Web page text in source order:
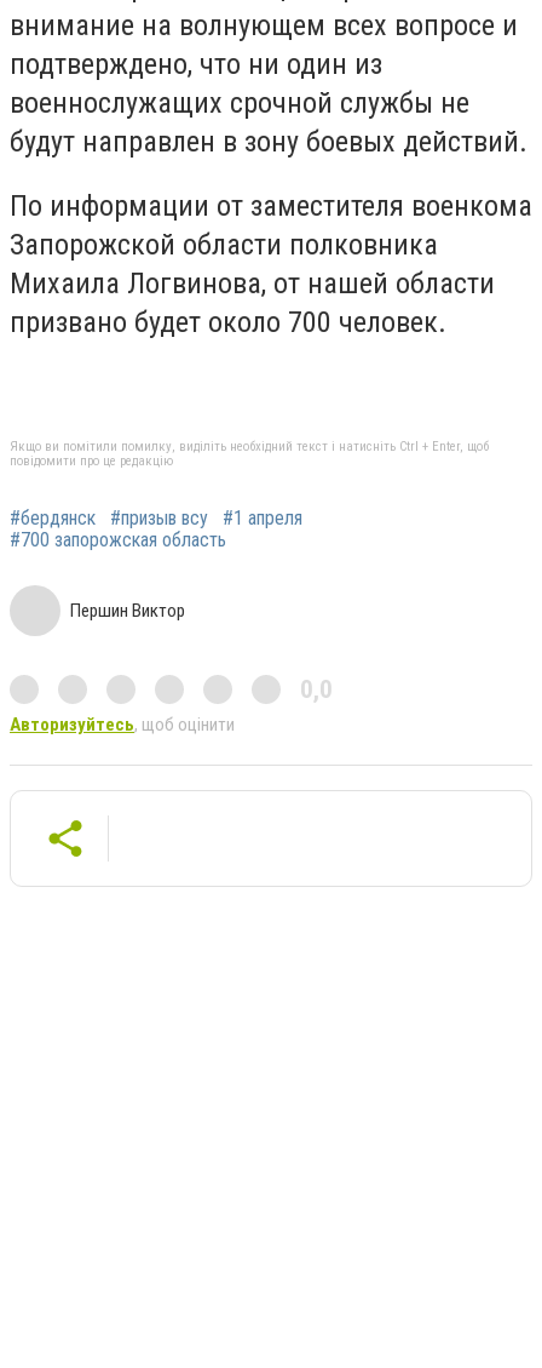
внимание на волнующем всех вопросе и
подтверждено, что ни один из
военнослужащих срочной службы не
будут направлен в зону боевых действий.
По информации от заместителя военкома
Запорожской области полковника
Михаила Логвинова, от нашей области
призвано будет около 700 человек.
Якщо ви помітили помилку, виділіть необхідний текст і натисніть Ctrl + Enter, щоб
повідомити про це редакцію
#бердянск #призыв всу
#1 апреля
#700 запорожская область
Першин Виктор
0,0
Авторизуйтесь, щоб оцінити